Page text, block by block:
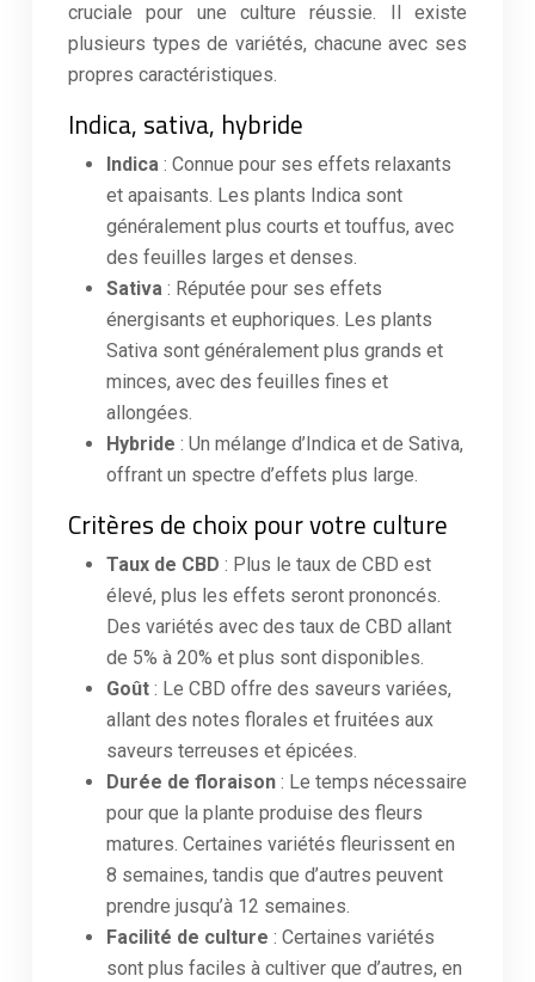
cruciale pour une culture réussie. Il existe
plusieurs types de variétés, chacune avec ses
propres caractéristiques.
Indica, sativa, hybride
Indica : Connue pour ses effets relaxants
et apaisants. Les plants Indica sont
généralement plus courts et touffus, avec
des feuilles larges et denses.
Sativa : Réputée pour ses effets
énergisants et euphoriques. Les plants
Sativa sont généralement plus grands et
minces, avec des feuilles fines et
allongées.
Hybride : Un mélange d’Indica et de Sativa,
offrant un spectre d’effets plus large.
Critères de choix pour votre culture
Taux de CBD : Plus le taux de CBD est
élevé, plus les effets seront prononcés.
Des variétés avec des taux de CBD allant
de 5% à 20% et plus sont disponibles.
Goût : Le CBD offre des saveurs variées,
allant des notes florales et fruitées aux
saveurs terreuses et épicées.
Durée de floraison : Le temps nécessaire
pour que la plante produise des fleurs
matures. Certaines variétés fleurissent en
8 semaines, tandis que d’autres peuvent
prendre jusqu’à 12 semaines.
Facilité de culture : Certaines variétés
sont plus faciles à cultiver que d’autres, en